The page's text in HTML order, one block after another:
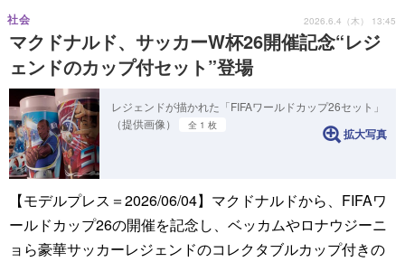
マクドナルド、サッカーW杯26開催記念“レジ
ェンドのカップ付セット”登場
社会 2026.6.4（木） 13:45
レジェンドが描かれた「FIFAワールドカップ26セット」
（提供画像）
全 1 枚
拡大写真
【モデルプレス＝2026/06/04】マクドナルドから、FIFAワ
ールドカップ26の開催を記念し、ベッカムやロナウジーニ
ョら豪華サッカーレジェンドのコレクタブルカップ付きの